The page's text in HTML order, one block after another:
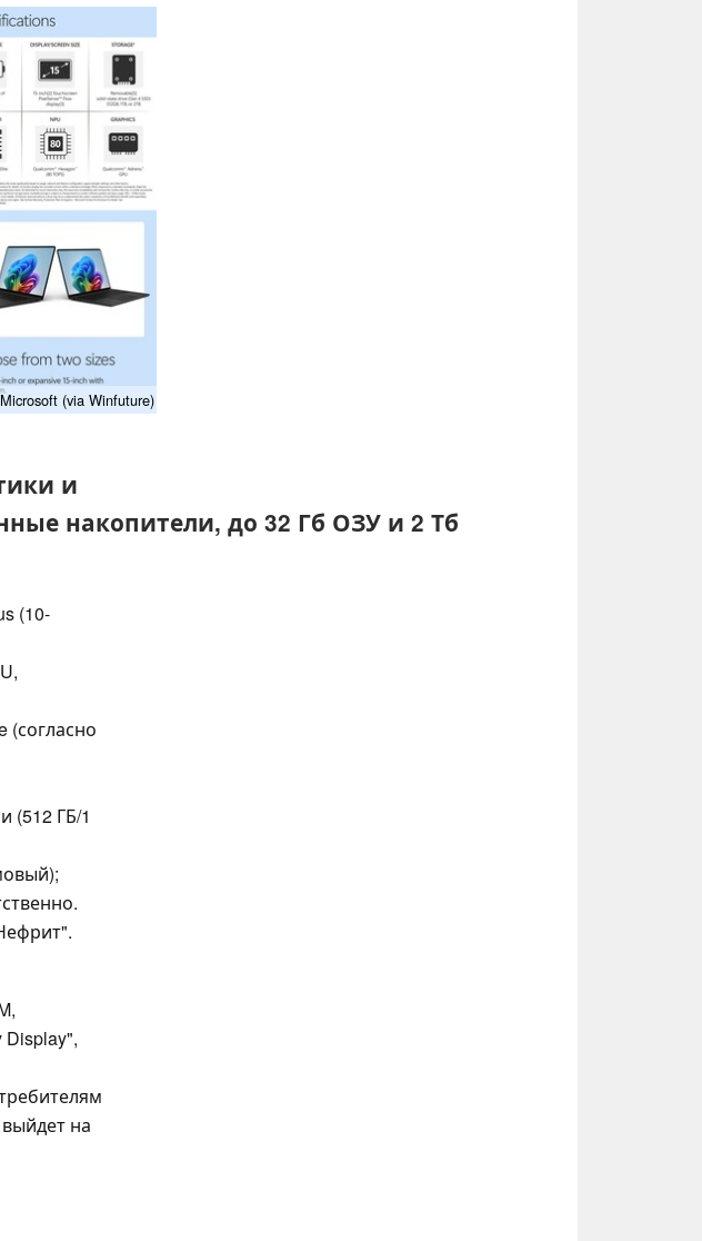
(via Winfuture)
и
накопители, до 32 Гб ОЗУ и 2 Тб
(10-
(512 ГБ/1
на